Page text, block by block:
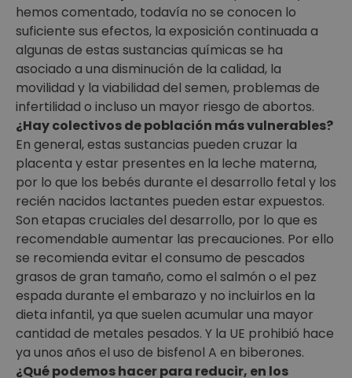
hemos comentado, todavía no se conocen lo
suficiente sus efectos, la exposición continuada a
algunas de estas sustancias químicas se ha
asociado a una disminución de la calidad, la
movilidad y la viabilidad del semen, problemas de
infertilidad o incluso un mayor riesgo de abortos.
¿Hay colectivos de población más vulnerables?
En general, estas sustancias pueden cruzar la
placenta y estar presentes en la leche materna,
por lo que los bebés durante el desarrollo fetal y los
recién nacidos lactantes pueden estar expuestos.
Son etapas cruciales del desarrollo, por lo que es
recomendable aumentar las precauciones. Por ello
se recomienda evitar el consumo de pescados
grasos de gran tamaño, como el salmón o el pez
espada durante el embarazo y no incluirlos en la
dieta infantil, ya que suelen acumular una mayor
cantidad de metales pesados. Y la UE prohibió hace
ya unos años el uso de bisfenol A en biberones.
¿Qué podemos hacer para reducir, en los